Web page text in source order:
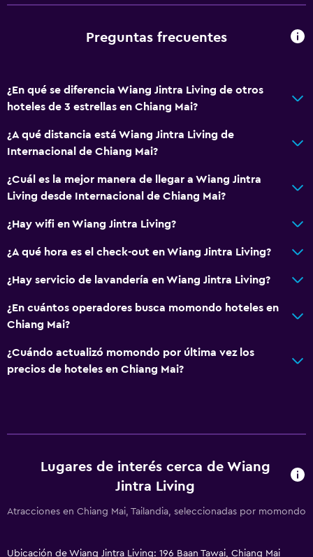
Salud y seguridad
Check-out exprés
Preguntas frecuentes
¿En qué se diferencia Wiang Jintra Living de otros
hoteles de 3 estrellas en Chiang Mai?
¿A qué distancia está Wiang Jintra Living de
Internacional de Chiang Mai?
¿Cuál es la mejor manera de llegar a Wiang Jintra
Living desde Internacional de Chiang Mai?
¿Hay wifi en Wiang Jintra Living?
¿A qué hora es el check-out en Wiang Jintra Living?
¿Hay servicio de lavandería en Wiang Jintra Living?
¿En cuántos operadores busca momondo hoteles en
Chiang Mai?
¿Cuándo actualizó momondo por última vez los
precios de hoteles en Chiang Mai?
Lugares de interés cerca de Wiang
Jintra Living
Atracciones en Chiang Mai, Tailandia, seleccionadas por momondo
Ubicación de Wiang Jintra Living: 196 Baan Tawai, Chiang Mai